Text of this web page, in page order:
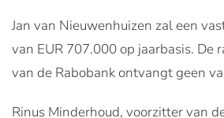
Jan van Nieuwenhuizen zal een
van EUR 707.000 op jaarbasis. De
van de Rabobank ontvangt geen
Rinus Minderhoud, voorzitter van